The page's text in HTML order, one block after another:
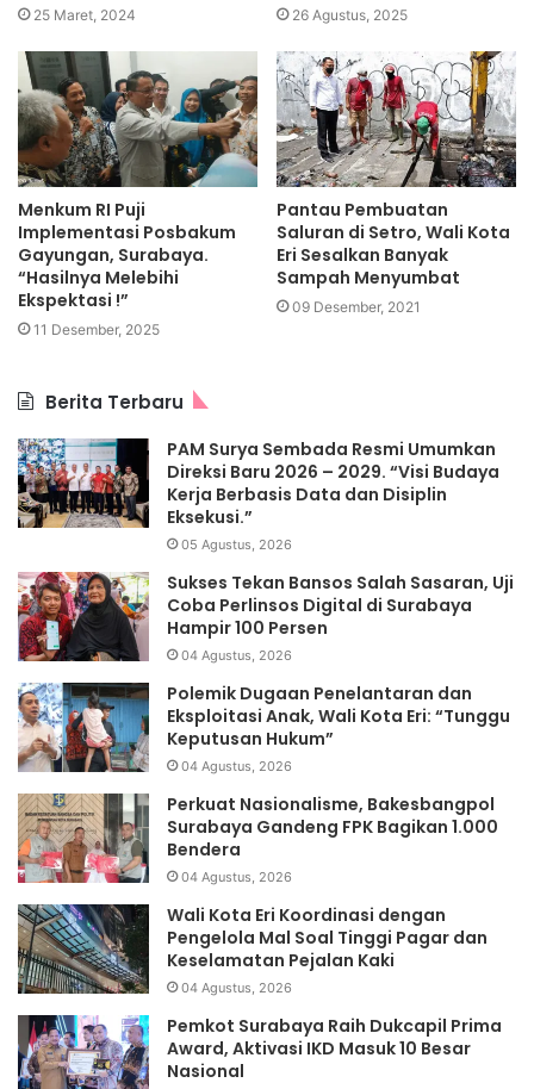
25 Maret, 2024 26 Agustus, 2025
Menkum RI Puji
Implementasi Posbakum
Gayungan, Surabaya.
“Hasilnya Melebihi
Ekspektasi !”
11 Desember, 2025
Pantau Pembuatan
Saluran di Setro, Wali Kota
Eri Sesalkan Banyak
Sampah Menyumbat
09 Desember, 2021
Berita Terbaru
PAM Surya Sembada Resmi Umumkan
Direksi Baru 2026 – 2029. “Visi Budaya
Kerja Berbasis Data dan Disiplin
Eksekusi.”
05 Agustus, 2026
Sukses Tekan Bansos Salah Sasaran, Uji
Coba Perlinsos Digital di Surabaya
Hampir 100 Persen
04 Agustus, 2026
Polemik Dugaan Penelantaran dan
Eksploitasi Anak, Wali Kota Eri: “Tunggu
Keputusan Hukum”
04 Agustus, 2026
Perkuat Nasionalisme, Bakesbangpol
Surabaya Gandeng FPK Bagikan 1.000
Bendera
04 Agustus, 2026
Wali Kota Eri Koordinasi dengan
Pengelola Mal Soal Tinggi Pagar dan
Keselamatan Pejalan Kaki
04 Agustus, 2026
Pemkot Surabaya Raih Dukcapil Prima
Award, Aktivasi IKD Masuk 10 Besar
Nasional